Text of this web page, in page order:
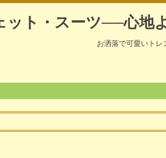
ット・スーツ──心地
お洒落で可愛いトレ